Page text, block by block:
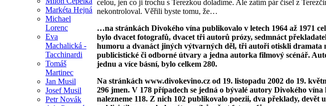
Markéta Hejná
Michael
Lorenc
Eva
Machalická -
Tacchinardi
Tomáš
Martinec
Jan Musil
Josef Musil
Petr Novák
celou, jen co ji trochu s Terezkou doladíme. Ale zatím pár čísel z
nekontroloval. Věřili byste tomu, že…
…na stránkách Divokého vína publikovalo v letech 1964 až 1971
bylo dvacet fotografů, dvacet tři autorů prózy, sedmnáct
humoru a dvanáct jiných výtvarných děl, tři autoři otiskli dramata
publicistické či odborné útvary a jedna autorka filmový scénář.
jednu a více básní, bylo celkem 280.
Na stránkách www.divokevino.cz od 19. listopadu 2002 do 19.
296 jmen. V 178 případech se jedná o bývalé autory Divokého vína
nalezneme 118. Z nich 102 publikovalo poezii, dva překlady, devět